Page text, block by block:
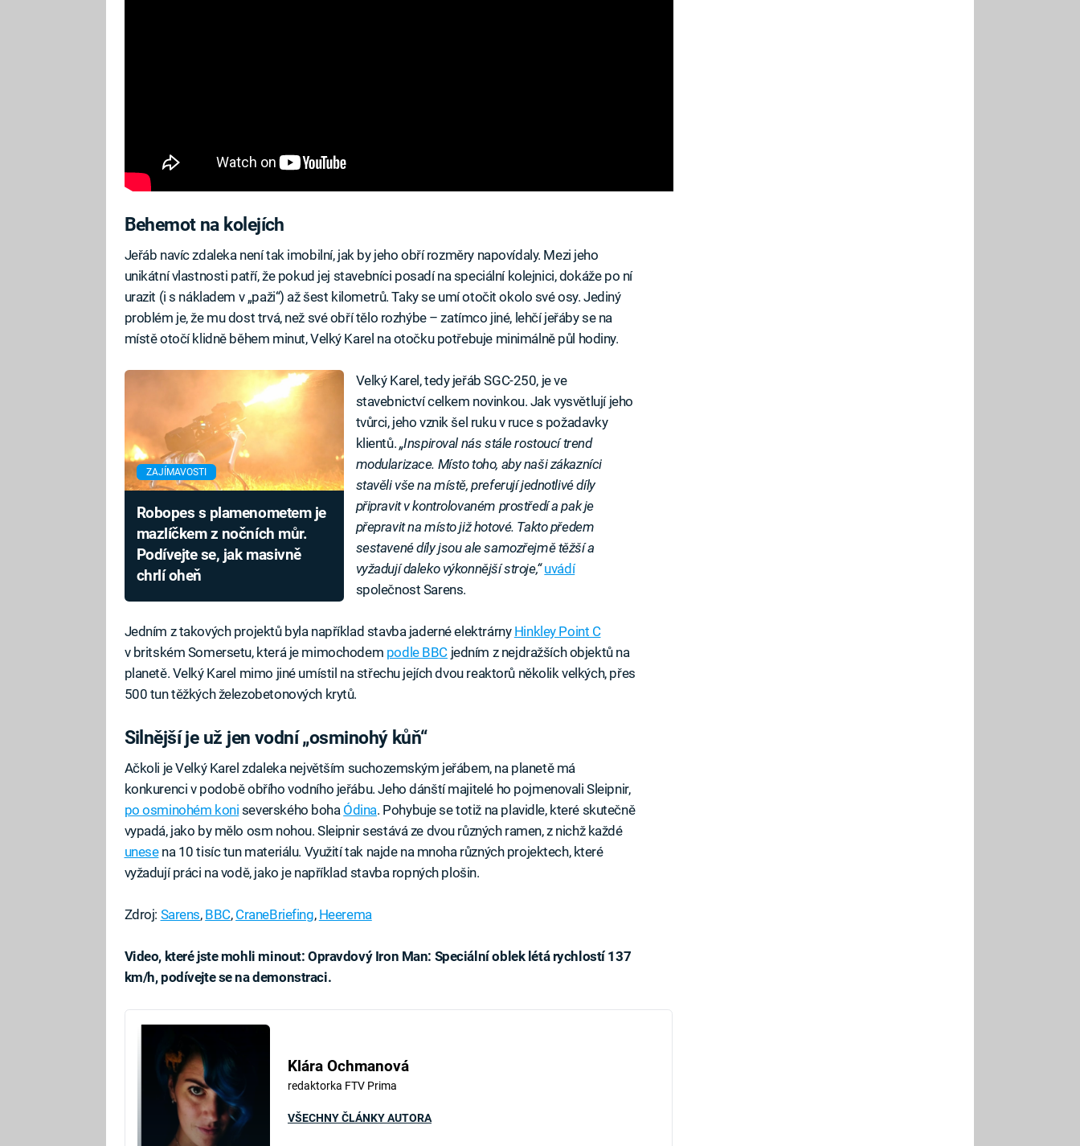
Behemot na kolejích
Jeřáb navíc zdaleka není tak imobilní, jak by jeho obří rozměry napovídaly. Mezi jeho
unikátní vlastnosti patří, že pokud jej stavebníci posadí na speciální kolejnici, dokáže po ní
urazit (i s nákladem v „paži“) až šest kilometrů. Taky se umí otočit okolo své osy. Jediný
problém je, že mu dost trvá, než své obří tělo rozhýbe – zatímco jiné, lehčí jeřáby se na
místě otočí klidně během minut, Velký Karel na otočku potřebuje minimálně půl hodiny.
ZAJÍMAVOSTI
Robopes s plamenometem je
mazlíčkem z nočních můr.
Podívejte se, jak masivně
chrlí oheň
Velký Karel, tedy jeřáb SGC-250, je ve
stavebnictví celkem novinkou. Jak vysvětlují jeho
tvůrci, jeho vznik šel ruku v ruce s požadavky
klientů. „Inspiroval nás stále rostoucí trend
modularizace. Místo toho, aby naši zákazníci
stavěli vše na místě, preferují jednotlivé díly
připravit v kontrolovaném prostředí a pak je
přepravit na místo již hotové. Takto předem
sestavené díly jsou ale samozřejmě těžší a
vyžadují daleko výkonnější stroje,“ uvádí
společnost Sarens.
Jedním z takových projektů byla například stavba jaderné elektrárny Hinkley Point C
v britském Somersetu, která je mimochodem podle BBCjedním z nejdražších objektů na
planetě. Velký Karel mimo jiné umístil na střechu jejích dvou reaktorů několik velkých, přes
500 tun těžkých železobetonových krytů.
Silnější je už jen vodní „osminohý kůň“
Ačkoli je Velký Karel zdaleka největším suchozemským jeřábem, na planetě má
konkurenci v podobě obřího vodního jeřábu. Jeho dánští majitelé ho pojmenovali Sleipnir,
po osminohém koni severského boha Ódina. Pohybuje se totiž na plavidle, které skutečně
vypadá, jako by mělo osm nohou. Sleipnir sestává ze dvou různých ramen, z nichž každé
unesena 10 tisíc tun materiálu. Využití tak najde na mnoha různých projektech, které
vyžadují práci na vodě, jako je například stavba ropných plošin.
Zdroj: Sarens, BBC, CraneBriefing, Heerema
Video, které jste mohli minout: Opravdový Iron Man: Speciální oblek létá rychlostí 137
km/h, podívejte se na demonstraci.
Klára Ochmanová
redaktorka FTV Prima
VŠECHNY ČLÁNKY AUTORA